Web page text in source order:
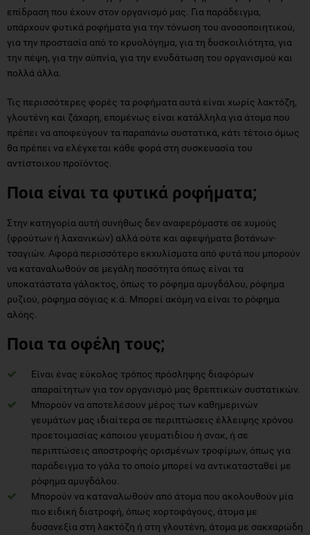
επίδραση που έχουν στον οργανισμό μας. Για παράδειγμα,
υπάρχουν φυτικά ροφήματα για την τόνωση του ανοσοποιητικού,
για την προστασία από το κρυολόγημα, για τη δυσκοιλιότητα, για
την πέψη, για την αϋπνία, για την ενυδάτωση του οργανισμού και
πολλά άλλα.
Τις περισσότερες φορές τα ροφήματα αυτά είναι χωρίς λακτόζη,
γλουτένη και ζάχαρη, επομένως είναι κατάλληλα για άτομα που
πρέπει να αποφεύγουν τα παραπάνω συστατικά, κάτι τέτοιο όμως
θα πρέπει να ελέγχεται κάθε φορά στη συσκευασία του
αντίστοιχου προϊόντος.
Ποια είναι τα φυτικά ροφήματα;
Στην κατηγορία αυτή συνήθως δεν αναφερόμαστε σε χυμούς
(φρούτων ή λαχανικών) αλλά ούτε και αφεψήματα βοτάνων-
τσαγιών. Αφορά περισσότερο εκχυλίσματα από φυτά που μπορούν
να καταναλωθούν σε μεγάλη ποσότητα όπως είναι τα
υποκατάστατα γάλακτος, όπως το ρόφημα αμυγδάλου, ρόφημα
ρυζιού, ρόφημα σόγιας κ.ά. Μπορεί ακόμη να είναι το ρόφημα
αλόης.
Ποια τα οφέλη τους;
Είναι ένας εύκολος τρόπος πρόσληψης διαφόρων
απαραίτητων για τον οργανισμό μας θρεπτικών συστατικών.
Μπορούν να αποτελέσουν μέρος των καθημερινών
γευμάτων μας ιδιαίτερα σε περιπτώσεις έλλειψης χρόνου
προετοιμασίας κάποιου γευματιδίου ή σνακ, ή σε
περιπτώσεις αποστροφής ορισμένων τροφίμων, όπως για
παράδειγμα το γάλα το οποίο μπορεί να αντικατασταθεί με
ρόφημα αμυγδάλου.
Μπορούν να καταναλωθούν από άτομα που ακολουθούν μία
πιο ειδική διατροφή, όπως χορτοφάγους, άτομα με
δυσανεξία στη λακτόζη ή στη γλουτένη, άτομα με σακχαρώδη